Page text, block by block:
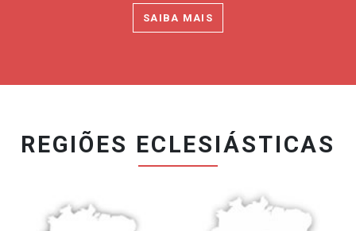
SAIBA MAIS
REGIÕES ECLESIÁSTICAS